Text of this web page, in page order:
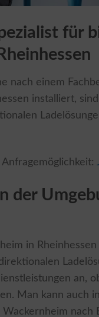
für
nach einem
installiert,
der
in
an,
Man kann auch
Wackernheim